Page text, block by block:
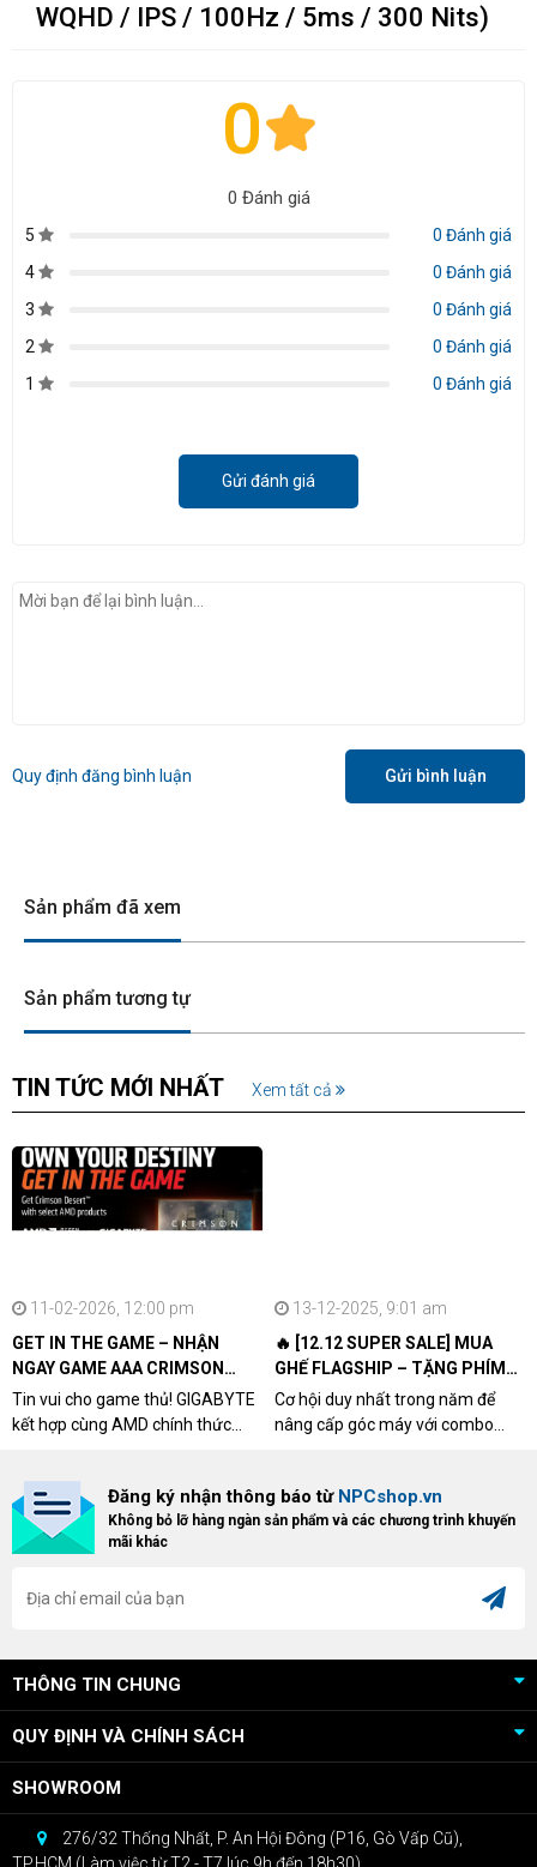
WQHD / IPS / 100Hz / 5ms / 300 Nits)
0
0 Đánh giá
5
0 Đánh giá
4
0 Đánh giá
3
0 Đánh giá
2
0 Đánh giá
1
0 Đánh giá
Gửi đánh giá
Quy định đăng bình luận Gửi bình luận
Sản phẩm đã xem
Sản phẩm tương tự
TIN TỨC MỚI NHẤT Xem tất cả
11-02-2026, 12:00 pm
GET IN THE GAME – NHẬN
NGAY GAME AAA CRIMSON
DESERT CÙNG GIGABYTE &
AMD
Tin vui cho game thủ! GIGABYTE
kết hợp cùng AMD chính thức
khách hàng sở hữu VGA Radeon
RX 9070 / RX 9070 XT.
13-12-2025, 9:01 am
🔥 [12.12 SUPER SALE] MUA
GHẾ FLAGSHIP – TẶNG PHÍM
CƠ XỊN
Cơ hội duy nhất trong năm để
nâng cấp góc máy với combo
dòng ghế Gaming cao cấp nhất,
bạn sẽ nhận ngay quà tặng trị giá
Đăng ký nhận thông báo từ NPCshop.vn
Không bỏ lỡ hàng ngàn sản phẩm và các chương trình khuyến
mãi khác
THÔNG TIN CHUNG
QUY ĐỊNH VÀ CHÍNH SÁCH
SHOWROOM
276/32 Thống Nhất, P. An Hội Đông (P16, Gò Vấp Cũ),